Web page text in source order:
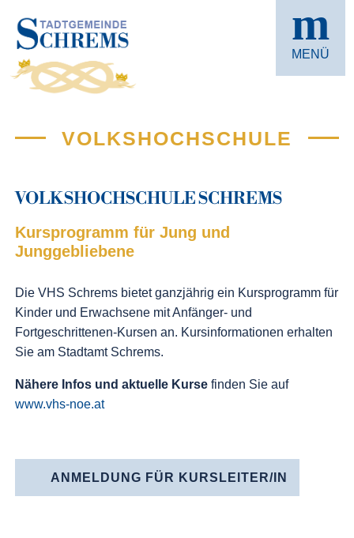
m
MENÜ
VOLKS­HOCH­SCHULE
VOLKS­HOCH­SCHULE SCHREMS
Kursprogramm für Jung und
Junggebliebene
Die VHS Schrems bietet ganzjährig ein Kursprogramm für
Kinder und Erwachsene mit Anfänger- und
Fortgeschrittenen-Kursen an. Kursinformationen erhalten
Sie am Stadtamt Schrems.
Nähere Infos und aktuelle Kurse finden Sie auf
www.vhs-noe.at
ANMELDUNG FÜR KURSLEITER/IN